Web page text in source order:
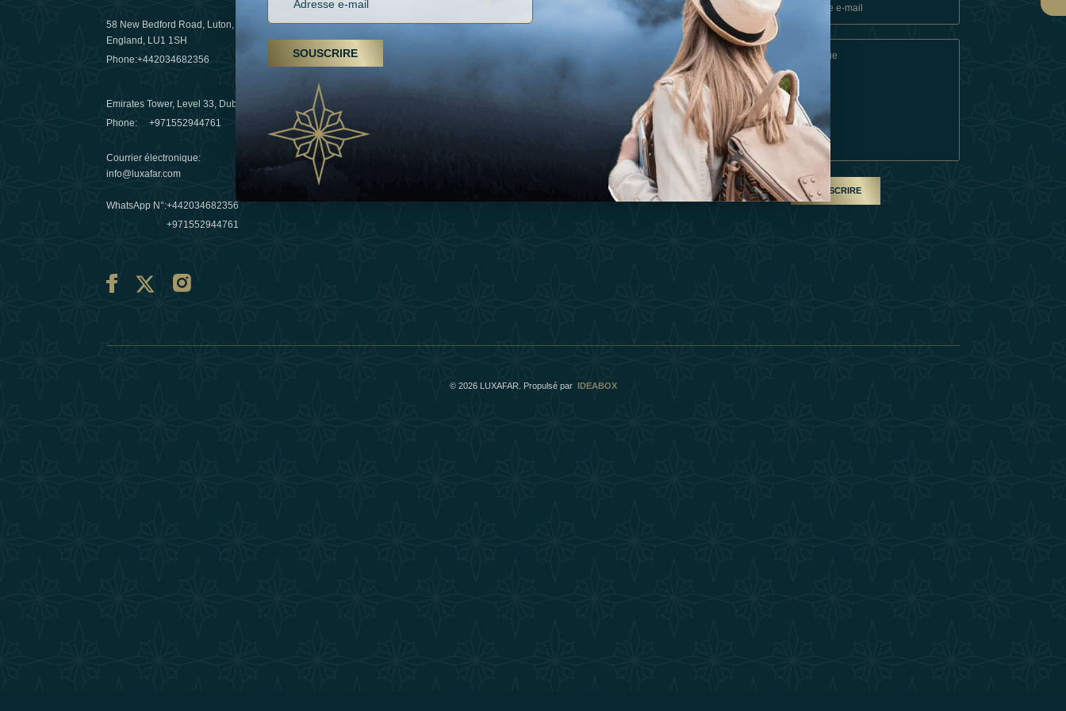
58 New Bedford Road, Luton,
England, LU1 1SH
Phone:+442034682356
Emirates Tower, Level 33, Dubai, UAE
Phone:+971552944761
Courrier électronique:
info@luxafar.com
WhatsApp N°:+442034682356
+971552944761
arabes unis s'imposent comme une
Evasions hivernales pour les voyageurs des
Émirats : redéfinir le voyage de luxe
10 March 2025
Inspirations
Termes Et Conditions
Devenez Partenaire
Our Team
SOUSCRIRE
© 2026 LUXAFAR. Propulsé par IDEABOX
SOUSCRIRE